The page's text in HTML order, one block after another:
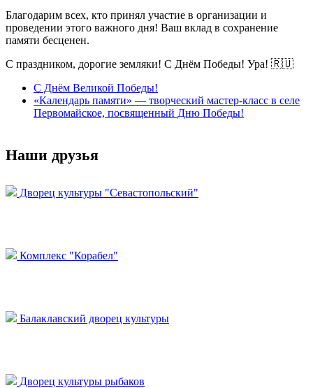
Благодарим всех, кто принял участие в организации и
проведении этого важного дня! Ваш вклад в сохранение
памяти бесценен.
С праздником, дорогие земляки! С Днём Победы! Ура! 🇷🇺
С Днём Великой Победы!
«Календарь памяти» — творческий мастер-класс в селе
Первомайское, посвященный Дню Победы!
Наши друзья
Дворец культуры "Севастопольский"
Комплекс "Корабел"
Балаклавский дворец культуры
Дворец культуры рыбаков